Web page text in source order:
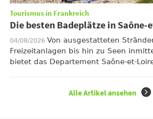
Tourismus in Frankreich
Die besten Badeplätze in Saône-
04/08/2026 Von ausgestatteten
Freizeitanlagen bis hin zu Seen
bietet das Departement Saône-et-
Alle Artikel ansehen